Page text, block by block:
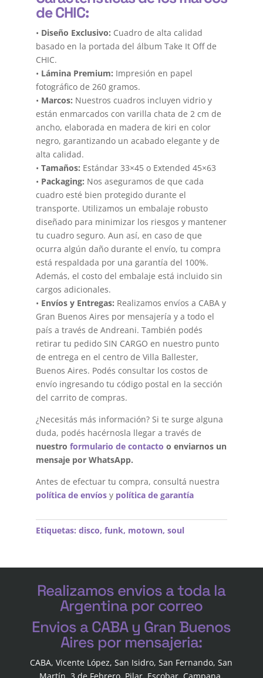
de CHIC:
• Diseño Exclusivo: Cuadro de alta calidad
basado en la portada del álbum Take It Off de
CHIC.
• Lámina Premium: Impresión en papel
fotográfico de 260 gramos.
• Marcos: Nuestros cuadros incluyen vidrio y
están enmarcados con varilla chata de 2 cm de
ancho, elaborada en madera de kiri en color
negro, garantizando un acabado elegante y de
alta calidad.
• Tamaños: Estándar 33×45 o Extended 45×63
• Packaging: Nos aseguramos de que cada
cuadro esté bien protegido durante el
transporte. Utilizamos un embalaje robusto
diseñado para minimizar los riesgos y mantener
tu cuadro seguro. Aun así, en caso de que
ocurra algún daño durante el envío, tu compra
está respaldada por una garantía del 100%.
Además, el costo del embalaje está incluido sin
cargos adicionales.
• Envíos y Entregas: Realizamos envíos a CABA y
Gran Buenos Aires por mensajería y a todo el
país a través de Andreani. También podés
retirar tu pedido SIN CARGO en nuestro punto
de entrega en el centro de Villa Ballester,
Buenos Aires. Podés consultar los costos de
envío ingresando tu código postal en la sección
del carrito de compras.
¿Necesitás más información? Si te surge alguna
duda, podés hacérnosla llegar a través de
nuestro formulario de contacto o enviarnos un
mensaje por WhatsApp.
Antes de efectuar tu compra, consultá nuestra
política de envíosy política de garantía
Etiquetas: disco, funk, motown, soul
Realizamos envios a toda la
Argentina por correo
Envios a CABA y Gran Buenos
Aires por mensajeria:
CABA, Vicente López, San Isidro, San Fernando, San
Martín, 3 de Febrero, Pilar, Escobar, Campana,